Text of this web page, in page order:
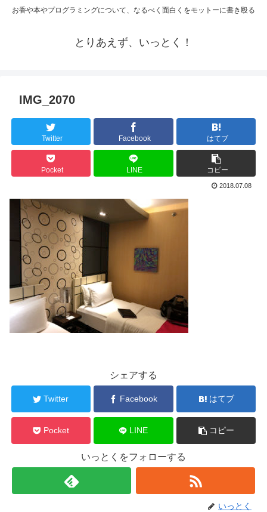
お香や本やプログラミングについて、なるべく面白くをモットーに書き殴る
とりあえず、いっとく！
IMG_2070
Twitter Facebook はてブ
Pocket LINE コピー
2018.07.08
シェアする
Twitter Facebook はてブ
Pocket LINE コピー
いっとくをフォローする
いっとく